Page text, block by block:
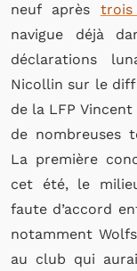
neuf après trois
navigue déjà
déclarations
Nicollin sur le
de la LFP
de nombreuses
La première
cet été, le
faute d’accord
notamment
au club qui